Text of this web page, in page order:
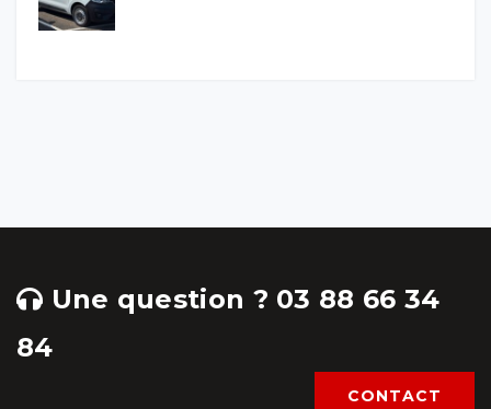
Une question ? 03 88 66 34
84
CONTACT